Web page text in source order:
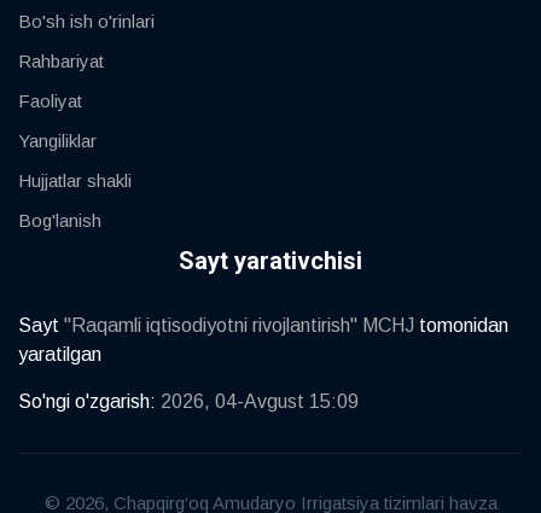
Bo'sh ish o'rinlari
Rahbariyat
Faoliyat
Yangiliklar
Hujjatlar shakli
Bog'lanish
Sayt yarativchisi
Sayt "Raqamli iqtisodiyotni rivojlantirish" MCHJ tomonidan
yaratilgan
So'ngi o'zgarish: 2026, 04-Avgust 15:09
© 2026, Chapqirg‘oq Amudaryo Irrigatsiya tizimlari havza